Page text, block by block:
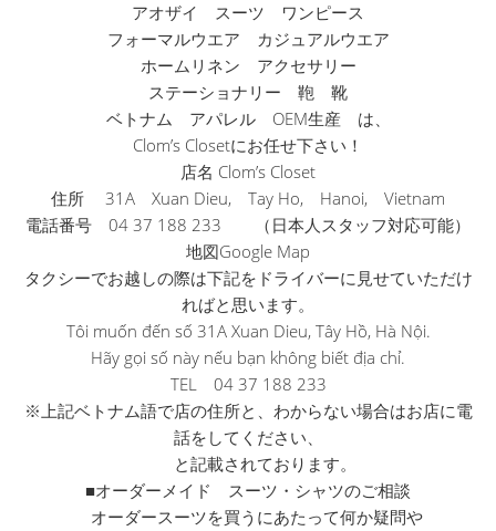
アオザイ スーツ ワンピース
フォーマルウエア カジュアルウエア
ホームリネン アクセサリー
ステーショナリー 鞄 靴
ベトナム アパレル OEM生産 は、
Clom’s Closetにお任せ下さい！
店名 Clom’s Closet
住所 31A Xuan Dieu, Tay Ho, Hanoi, Vietnam
電話番号 04 37 188 233 （日本人スタッフ対応可能）
地図Google Map
タクシーでお越しの際は下記をドライバーに見せていただけ
ればと思います。
Tôi muốn đến số 31A Xuan Dieu, Tây Hồ, Hà Nội.
Hãy gọi số này nếu bạn không biết địa chỉ.
TEL 04 37 188 233
※上記ベトナム語で店の住所と、 わからない場合はお店に電
話をしてください、
と記載されております。
■オーダーメイド スーツ・シャツのご相談
オーダースーツを買うにあたって何か疑問や